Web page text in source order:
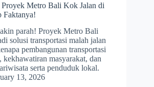
Proyek Metro Bali Kok Jalan di
Faktanya!
parah! Proyek Metro Bali
solusi transportasi malah jalan
pembangunan transportasi
kekhawatiran masyarakat, dan
serta penduduk lokal.
13, 2026